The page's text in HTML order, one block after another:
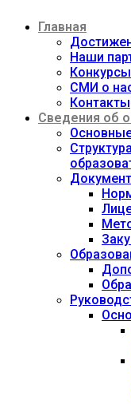
содержимому
Главная
Наши
Конкурсы
СМИ о
Контакты
Сведения об